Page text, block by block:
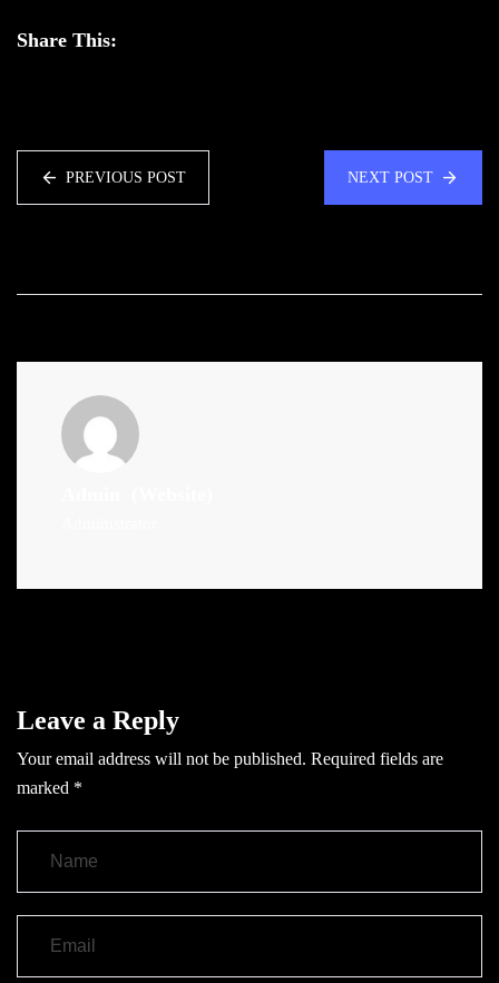
Share This:
PREVIOUS POST NEXT POST
Leave a Reply
Your email address will not be published. Required fields are
marked *